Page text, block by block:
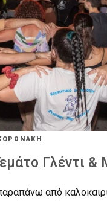
Γλέντι &
από